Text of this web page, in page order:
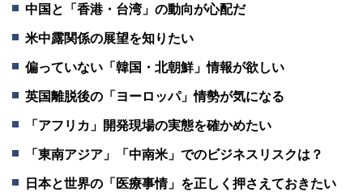
中国と「香港・台湾」の動向が心配だ
米中露関係の展望を知りたい
偏っていない「韓国・北朝鮮」情報が欲しい
英国離脱後の「ヨーロッパ」情勢が気になる
「アフリカ」開発現場の実態を確かめたい
「東南アジア」「中南米」でのビジネスリスクは？
日本と世界の「医療事情」を正しく押さえておきたい